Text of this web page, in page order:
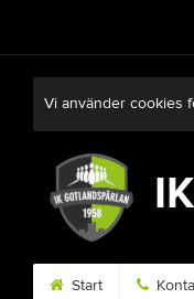
Vi använder cookies
Start